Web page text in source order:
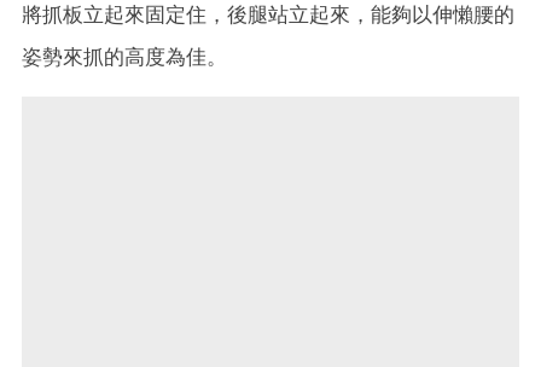
將抓板立起來固定住，後腿站立起來，能夠以伸懶腰的
姿勢來抓的高度為佳。